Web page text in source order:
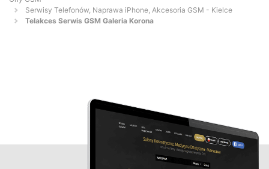
Serwisy Telefonów, Naprawa iPhone, Akcesoria GSM - Kielce
Telakces Serwis GSM Galeria Korona